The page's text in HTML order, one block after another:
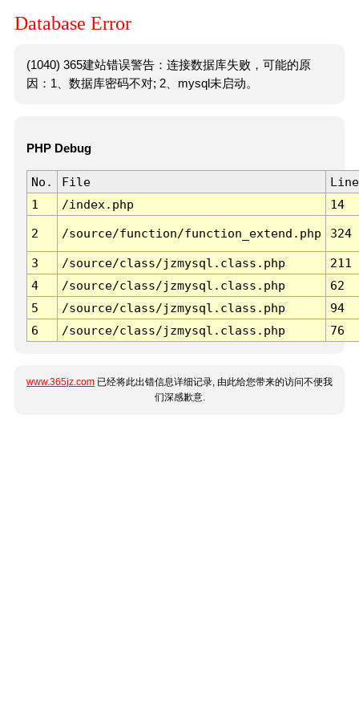
Database Error
(1040) 365建站错误警告：连接数据库失败，可能的原
因：1、数据库密码不对; 2、mysql未启动。
PHP Debug
No. File
Line
1
/index.php 14
2 /source/function/function_extend.php 324
3 /source/class/jzmysql.class.php
211
4
/source/class/jzmysql.class.php
62
5
/source/class/jzmysql.class.php
94
6
/source/class/jzmysql.class.php 76
www.365jz.com 已经将此出错信息详细记录, 由此给您带来的访问不便我
们深感歉意.